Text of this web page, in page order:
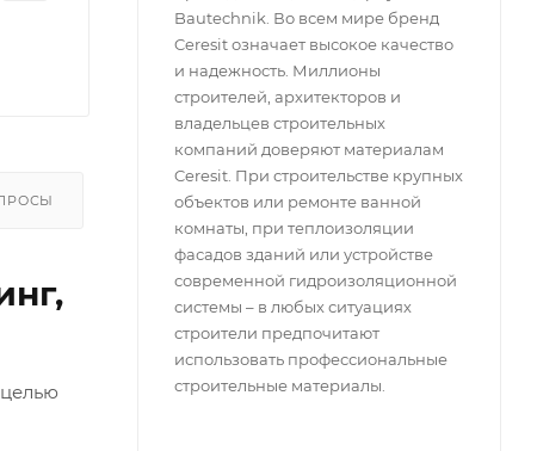
Bautechnik. Во всем мире бренд
Ceresit означает высокое качество
и надежность. Миллионы
строителей, архитекторов и
владельцев строительных
компаний доверяют материалам
Ceresit. При строительстве крупных
объектов или ремонте ванной
комнаты, при теплоизоляции
фасадов зданий или устройстве
современной гидроизоляционной
системы – в любых ситуациях
строители предпочитают
использовать профессиональные
строительные материалы.